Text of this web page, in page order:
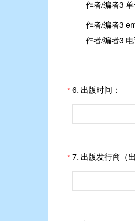
作者/编者3 单
作者/编者3
作者/编者3 电
*6. 出版时间：
*7. 出版发行商（